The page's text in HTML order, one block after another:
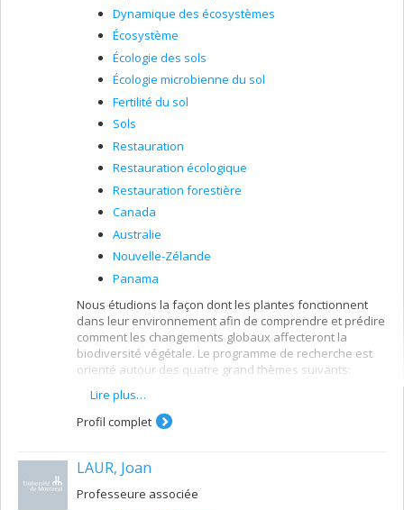
Dynamique des écosystèmes
Écosystème
Écologie des sols
Écologie microbienne du sol
Fertilité du sol
Sols
Restauration
Restauration écologique
Restauration forestière
Canada
Australie
Nouvelle-Zélande
Panama
Nous étudions la façon dont les plantes fonctionnent
dans leur environnement afin de comprendre et prédire
comment les changements globaux affecteront la
biodiversité végétale. Le programme de recherche est
orienté autour des quatre grand thèmes suivants:
l'étude des traits fonctionnels des plantes
la composition et diversité des communautés
végétales
la télédétection et cartographie de la biodiversité
végétale
Lire plus…
Profil complet
LAUR, Joan
Professeure associée